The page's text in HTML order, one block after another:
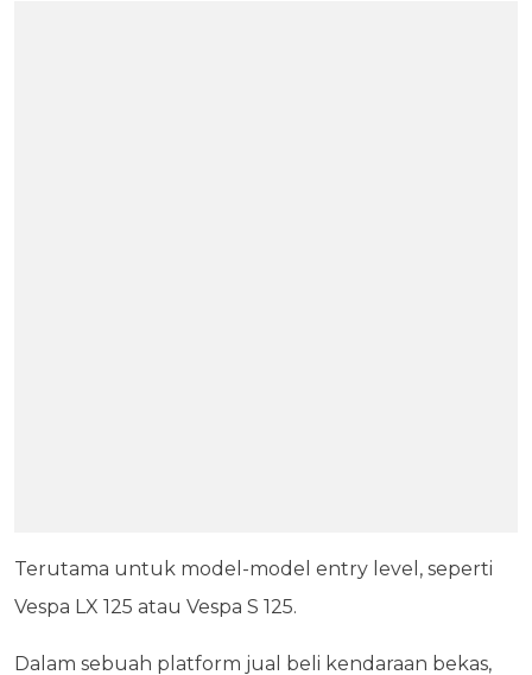
Terutama untuk model-model entry level, seperti
Vespa LX 125 atau Vespa S 125.
Dalam sebuah platform jual beli kendaraan bekas,